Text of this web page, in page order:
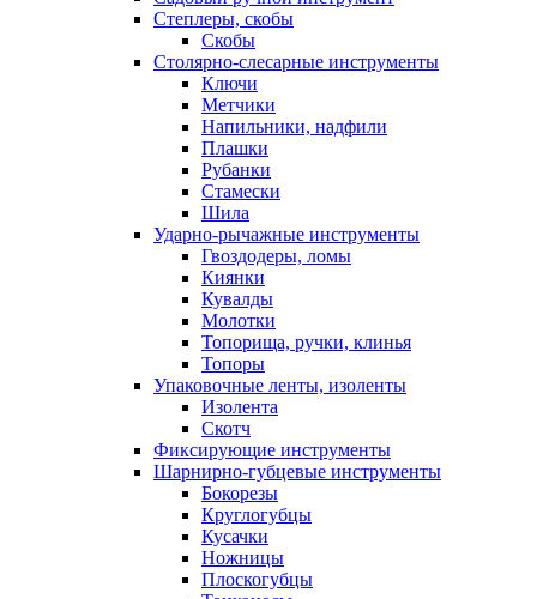
Степлеры, скобы
Скобы
Столярно-слесарные инструменты
Ключи
Метчики
Напильники, надфили
Плашки
Рубанки
Стамески
Шила
Ударно-рычажные инструменты
Гвоздодеры, ломы
Киянки
Кувалды
Молотки
Топорища, ручки, клинья
Топоры
Упаковочные ленты, изоленты
Изолента
Скотч
Фиксирующие инструменты
Шарнирно-губцевые инструменты
Бокорезы
Круглогубцы
Кусачки
Ножницы
Плоскогубцы